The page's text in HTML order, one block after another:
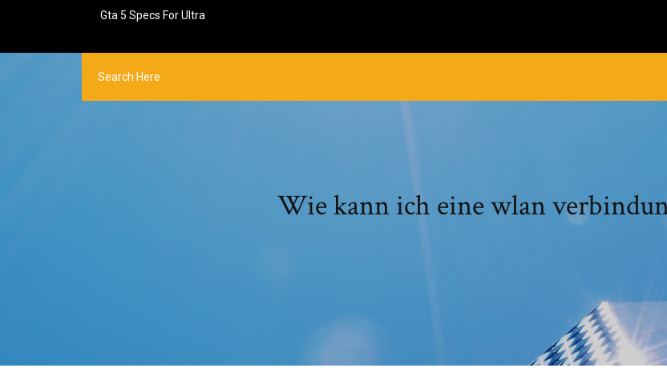
Gta 5 Specs For Ultra
Wie kann ich eine wlan